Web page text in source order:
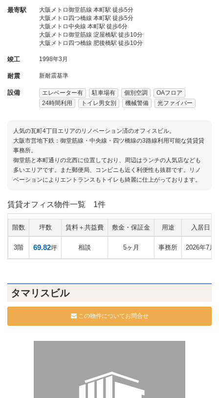
最寄駅
大阪メトロ御堂筋線 本町駅 徒歩5分
大阪メトロ四つ橋線 本町駅 徒歩5分
大阪メトロ中央線 本町駅 徒歩6分
大阪メトロ御堂筋線 淀屋橋駅 徒歩10分
大阪メトロ四つ橋線 肥後橋駅 徒歩10分
竣工 1998年3月
耐震 新耐震基準
設備 エレベーター有 駐車場有 個別空調
OAフロア
24時間利用
トイレ男女別 機械警備 光ファイバー
人気の瓦町4丁目エリアのリノベーション済のオフィスビル。
大阪市営地下鉄：御堂筋線・中央線・四ツ橋線の3路線利用可能な賃貸貸
事務所。
御堂筋と本町通りの北西に位置しており、周辺はランチの人気店なども
多いエリアです。また郵便局、コンビニも近く利便性も抜群です。リノ
ベーションによりエントランスもトイレも綺麗に仕上がっております。
賃貸オフィス物件一覧 1件
階数 坪数 賃料＋共益費 敷金・保証金 用途 入居日
3階 69.82坪 相談 5ヶ月 事務所 2026年7月
タマリスビル
この物件についてお問合せ